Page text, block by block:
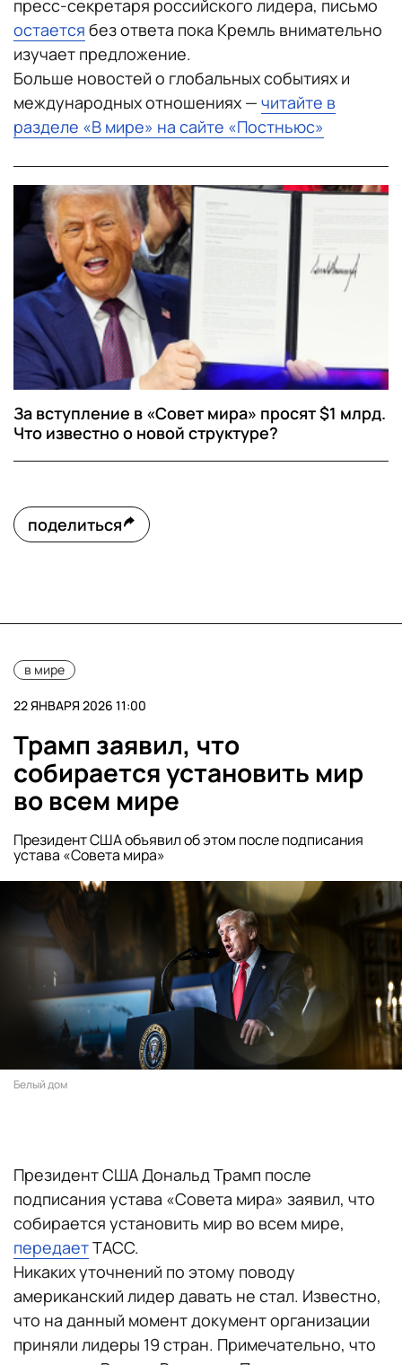
пресс-секретаря российского лидера, письмо
остается без ответа пока Кремль внимательно
изучает предложение.
Больше новостей о глобальных событиях и
международных отношениях — читайте в
разделе «В мире» на сайте «Постньюс»
За вступление в «Совет мира» просят $1 млрд.
Что известно о новой структуре?
поделиться
в мире
22 ЯНВАРЯ 2026 11:00
Трамп заявил, что
собирается установить мир
во всем мире
Президент США объявил об этом после подписания
устава «Совета мира»
Белый дом
Президент США Дональд Трамп после
подписания устава «Совета мира» заявил, что
собирается установить мир во всем мире,
передаетТАСС.
Никаких уточнений по этому поводу
американский лидер давать не стал. Известно,
что на данный момент документ организации
приняли лидеры 19 стран. Примечательно, что